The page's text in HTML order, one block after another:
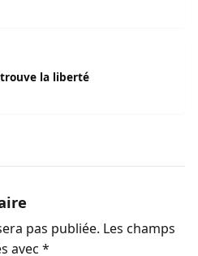
la liberté
pas publiée. Les champs
avec *